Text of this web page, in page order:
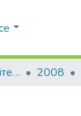
Вісник Київського політехнічного інституту. Серія Приладобудування 2008